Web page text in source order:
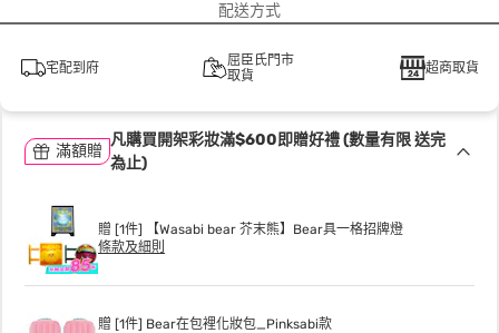
配送方式
宅配到府
屈臣氏門市
取貨
超商取貨
滿額贈
凡購買開架彩妝滿$600即贈好禮 (數量有限 送完
為止)
贈 [1件] 【Wasabi bear 芥末熊】Bear具一格招牌燈
條款及細則
贈 [1件] Bear在包裡化妝包_Pinksabi款